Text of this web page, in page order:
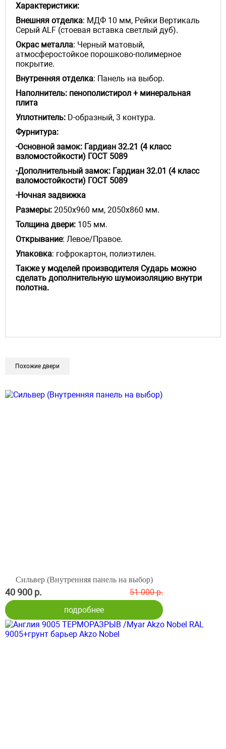
Характеристики:
Внешняя отделка: МДФ 10 мм, Рейки Вертикаль
Серый ALF (стоевая вставка светлый дуб).
Окрас металла: Черный матовый,
атмосферостойкое порошково-полимерное
покрытие.
Внутренняя отделка: Панель на выбор.
Наполнитель: пенополистирол + минеральная
плита
Уплотнитель: D-образный, 3 контура.
Фурнитура:
-Основной замок: Гардиан 32.21 (4 класс
взломостойкости) ГОСТ 5089
-Дополнительный замок: Гардиан 32.01 (4 класс
взломостойкости) ГОСТ 5089
-Ночная задвижка
Размеры: 2050x960 мм, 2050х860 мм.
Толщина двери: 105 мм.
Открывание: Левое/Правое.
Упаковка: гофрокартон, полиэтилен.
Также у моделей производителя Сударь можно
сделать дополнительную шумоизоляцию внутри
полотна.
Похожие двери
Сильвер (Внутренняя панель на выбор)
40 900 р.
51 000 р.
подробнее